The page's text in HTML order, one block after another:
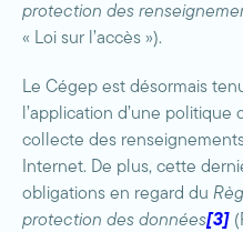
protection des
« Loi sur l’accès »).
Le Cégep est désormais
l’application d’une politique
collecte des
Internet. De plus, cette
obligations en regard du
protection des données[3]